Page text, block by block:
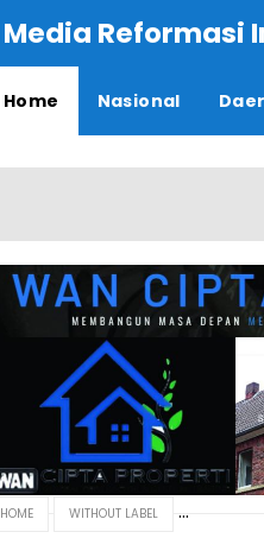
Media Reformasi
Home Nasional
HOME WITHOUT LABEL